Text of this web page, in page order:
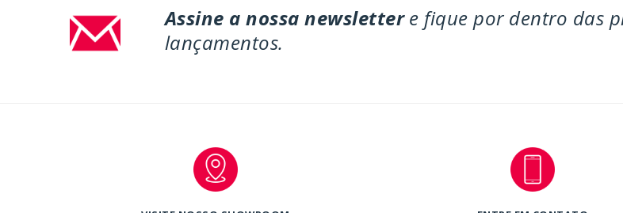
Assine a nossa newslettere fique por dentro das
lançamentos.